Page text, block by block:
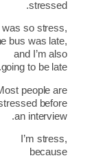
I was so
the bus was
and I’m
going to be
Most people
stressed
an
I’m